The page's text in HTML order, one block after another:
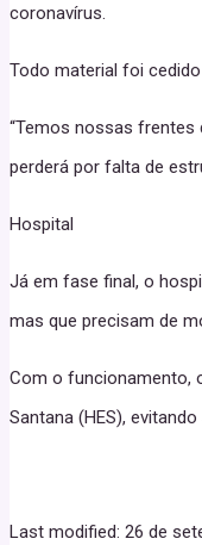
coronavírus.
Todo material foi
“Temos nossas frentes
perderá por falta de
Hospital
Já em fase final, o
mas que precisam de
Com o funcionamento,
Santana (HES),
Last modified: 26 de